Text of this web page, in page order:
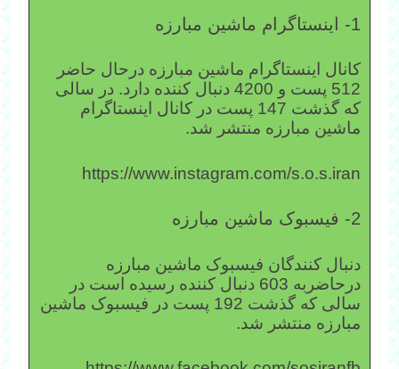
1- اینستاگرام ماشین مبارزه
کانال اینستاگرام ماشین مبارزه درحال حاضر
512 پست و 4200 دنبال کننده دارد. در سالی
که گذشت 147 پست در کانال اینستاگرام
ماشین مبارزه منتشر شد.
https://www.instagram.com/s.o.s.iran
2- فیسبوک ماشین مبارزه
دنبال کنندگان فیسبوک ماشین مبارزه
درحاضربه 603 دنبال کننده رسیده است در
سالی که گذشت 192 پست در فیسبوک ماشین
مبارزه منتشر شد.